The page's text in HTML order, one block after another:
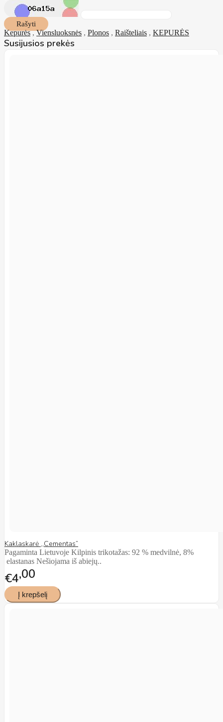
Rašyti
Kepurės,Viensluoksnės , Plonos , Raišteliais , KEPURĖS
Susijusios prekės
Kaklaskarė ,,Cementas”
Pagaminta Lietuvoje Kilpinis trikotažas: 92 % medvilnė, 8%
elastanas Nešiojama iš abiejų..
€4 00